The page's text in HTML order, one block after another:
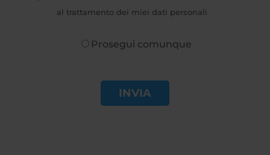
al trattamento dei miei dati personali
Prosegui comunque